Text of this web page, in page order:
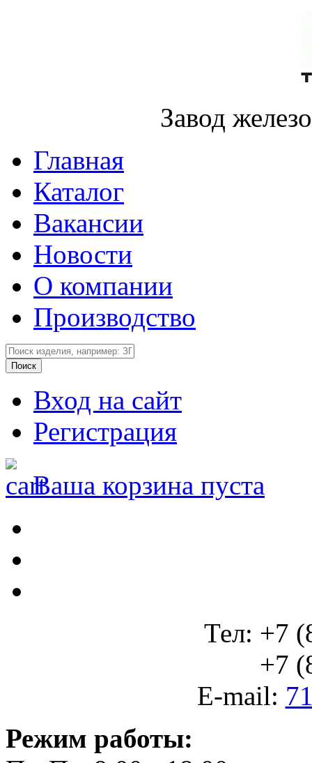
Завод
Главная
Каталог
Вакансии
Новости
О компании
Производство
Вход на сайт
Регистрация
Ваша корзина пуста
Тел: +7
+7
E-mail:
Режим работы: